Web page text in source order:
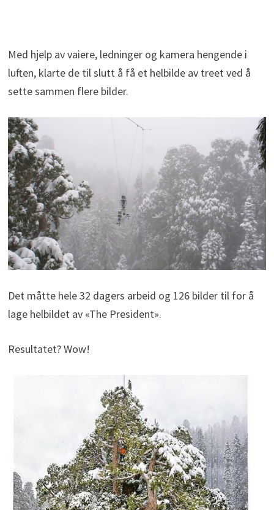
Med hjelp av vaiere, ledninger og kamera hengende i
luften, klarte de til slutt å få et helbilde av treet ved å
sette sammen flere bilder.
Det måtte hele 32 dagers arbeid og 126 bilder til for å
lage helbildet av «The President».
Resultatet? Wow!